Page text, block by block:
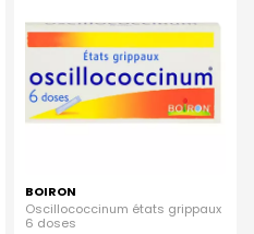
BOIRON
Oscillococcinum états grippaux
6 doses